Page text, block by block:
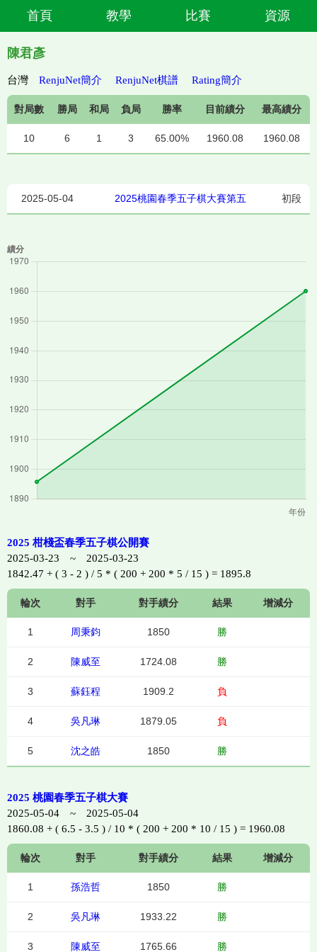
首頁 教學 比賽 資源
陳君彥
台灣 RenjuNet簡介 RenjuNet棋譜 Rating簡介
對局數 勝局 和局 負局 勝率 目前績分 最高績分
10 6 1 3 65.00% 1960.08 1960.08
2025-05-04 2025桃園春季五子棋大賽第五 初段
2025 柑棧盃春季五子棋公開賽
2025-03-23 ~ 2025-03-23
1842.47 + ( 3 - 2 ) / 5 * ( 200 + 200 * 5 / 15 ) = 1895.8
輪次 對手 對手績分 結果 增減分
1 周秉鈞 1850 勝
2 陳威至 1724.08 勝
3 蘇鈺程 1909.2 負
4 吳凡琳 1879.05 負
5 沈之皓 1850 勝
2025 桃園春季五子棋大賽
2025-05-04 ~ 2025-05-04
1860.08 + ( 6.5 - 3.5 ) / 10 * ( 200 + 200 * 10 / 15 ) = 1960.08
輪次 對手 對手績分 結果 增減分
1 孫浩哲 1850 勝
2 吳凡琳 1933.22 勝
3 陳威至 1765.66 勝